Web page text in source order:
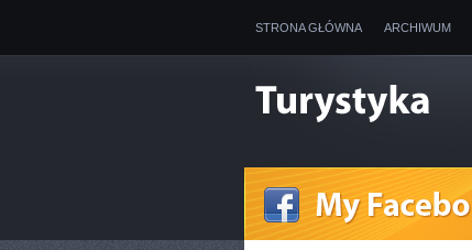
STRONA GŁÓWNA ARCHIWUM